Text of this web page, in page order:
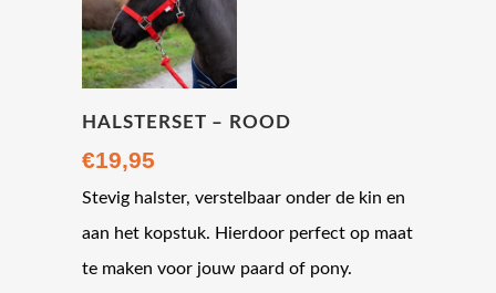
HALSTERSET – ROOD
€19,95
Stevig halster, verstelbaar onder de kin en
aan het kopstuk. Hierdoor perfect op maat
te maken voor jouw paard of pony.